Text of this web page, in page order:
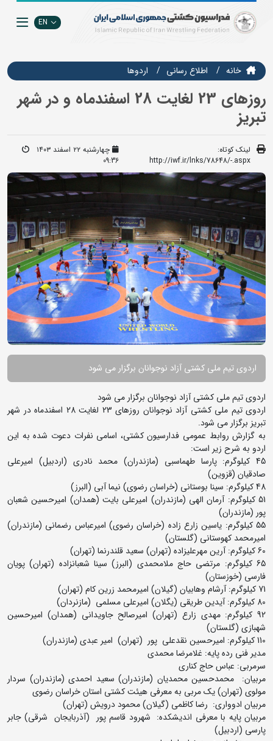
EN
خانه اطلاع رسانی اردوها
روزهای 23 لغایت 28 اسفندماه و در شهر
تبریز
لینک کوتاه:
http://iwf.ir/lnks/78648/-.aspx
چهارشنبه ۲۲ اسفند ۱۴۰۳
09:36
اردوی تیم ملی کشتی آزاد نوجوانان برگزار می شود
اردوی تیم ملی کشتی آزاد نوجوانان برگزار می شود
اردوی تیم ملی کشتی آزاد نوجوانان روزهای 23 لغایت 28 اسفندماه در شهر
تبریز برگزار می شود.
به گزارش روابط عمومی فدارسیون کشتی، اسامی نفرات دعوت شده به این
اردو به شرح زیر است:
45 کیلوگرم: پارسا طهماسبی (مازندران) محمد نادری (اردبیل) امیرعلی
صادقیان (قزوین)
48 کیلوگرم: سینا بوستانی (خراسان رضوی) نیما آبی (البرز)
51 کیلوگرم: آرمان الهی (مازندران) امیرعلی بایت (همدان) امیرحسین شعبان
پور (مازندران)
55 کیلوگرم: یاسین زارع زاده (خراسان رضوی) امیرعباس رضمانی (مازندران)
امیرمحمد کهوستانی (گلستان)
60 کیلوگرم: آرین مهرعلیزاده (تهران) سعید قلندرنما (تهران)
65 کیلوگرم: مرتضی حاج ملامحمدی (البرز) سینا شعبانزاده (تهران) پویان
فارسی (خوزستان)
71 کیلوگرم: آرشام وهابیان (گیلان) امیرمحمد زرین کام (تهران)
80 کیلوگرم: آیدین طریقی (یگلان) امیرعلی مسلمی (مازنردان)
92 کیلوگرم: مهدی زارع (تهران) امیرصالح جاویدانی (همدان) امیرحسین
شهبازی (گلستان)
110 کیلوگرم: امیرحسین نقدعلی پور (تهران) امیر عبدی (مازندران)
مدیر فنی رده پایه: غلامرضا محمدی
سرمربی: عباس حاج کناری
مربیان: محمدحسین محمدیان (مازندران) سعید احمدی (مازندران) سردار
مولوی (تهران) یک مربی به معرفی هیئت کشتی استان خراسان رضوی
مربیان ادوواری: رضا کاظمی (گیلان) محمود درویش (تهران)
مربیان پایه با معرفی اندیشکده: شهرود قاسم پور (آذربایجان شرقی) جابر
پارسی (اردبیل)